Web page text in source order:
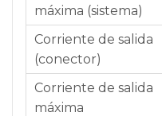
máxima (sistema)
Corriente de salida
(conector)
Corriente de salida
máxima